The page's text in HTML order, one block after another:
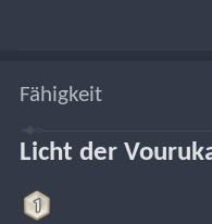
Fähigkeit
Licht der